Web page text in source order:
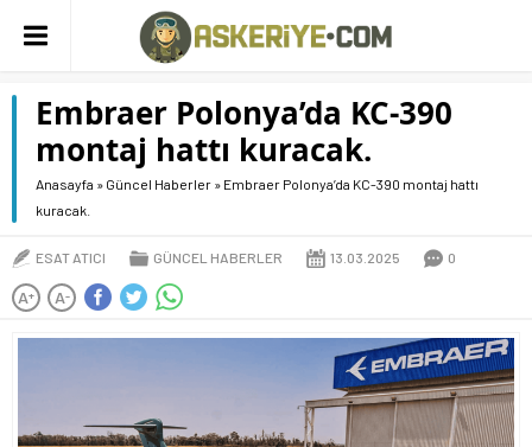
Embraer Polonya’da KC-390
montaj hattı kuracak.
Anasayfa » Güncel Haberler » Embraer Polonya’da KC-390 montaj hattı
kuracak.
ESAT ATICI GÜNCEL HABERLER 13.03.2025 0
A+ A-